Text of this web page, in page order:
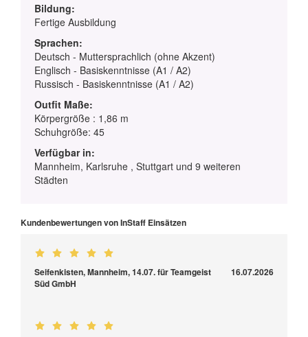
Bildung:
Fertige Ausbildung
Sprachen:
Deutsch - Muttersprachlich (ohne Akzent)
Englisch - Basiskenntnisse (A1 / A2)
Russisch - Basiskenntnisse (A1 / A2)
Outfit Maße:
Körpergröße : 1,86 m
Schuhgröße: 45
Verfügbar in:
Mannheim, Karlsruhe , Stuttgart und 9 weiteren
Städten
Kundenbewertungen von InStaff Einsätzen
Seifenkisten, Mannheim, 14.07. für Teamgeist
Süd GmbH
16.07.2026